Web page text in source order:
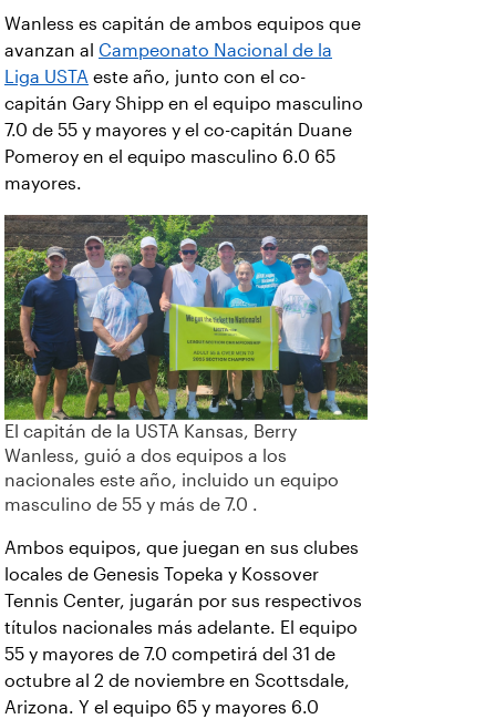
Wanless es capitán de ambos equipos que
avanzan al Campeonato Nacional de la
Liga USTA este año, junto con el co-
capitán Gary Shipp en el equipo masculino
7.0 de 55 y mayores y el co-capitán Duane
Pomeroy en el equipo masculino 6.0 65
mayores.
El capitán de la USTA Kansas, Berry
Wanless, guió a dos equipos a los
nacionales este año, incluido un equipo
masculino de 55 y más de 7.0 .
Ambos equipos, que juegan en sus clubes
locales de Genesis Topeka y Kossover
Tennis Center, jugarán por sus respectivos
títulos nacionales más adelante. El equipo
55 y mayores de 7.0 competirá del 31 de
octubre al 2 de noviembre en Scottsdale,
Arizona. Y el equipo 65 y mayores 6.0